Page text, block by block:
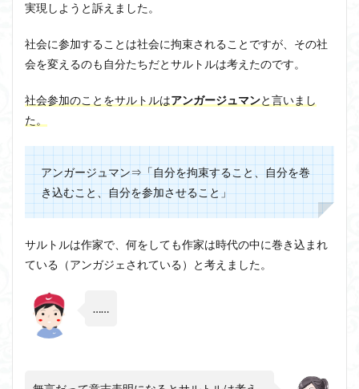
実現しようと訴えました。
社会に参加することは社会に拘束されることですが、その社
会を変えるのも自分たちだとサルトルは考えたのです。
社会参加のことをサルトルはアンガージュマンと言いまし
た。
アンガージュマン⇒「自分を拘束すること、自分を巻
き込むこと、自分を参加させること」
サルトルは作家で、何をしても作家は時代の中に巻き込まれ
ている（アンガジェされている）と考えました。
……